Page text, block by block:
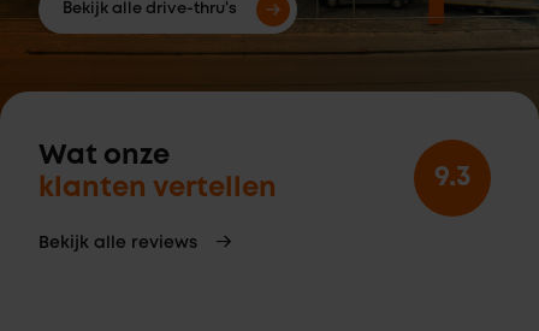
Bekijk alle drive-thru's
Wat onze
klanten vertellen
Bekijk alle reviews
9.3